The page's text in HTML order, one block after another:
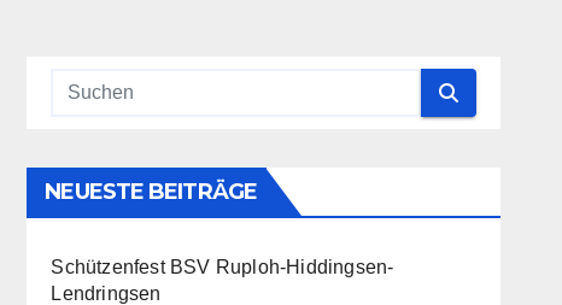
NEUESTE BEITRÄGE
Schützenfest BSV Ruploh-Hiddingsen-
Lendringsen